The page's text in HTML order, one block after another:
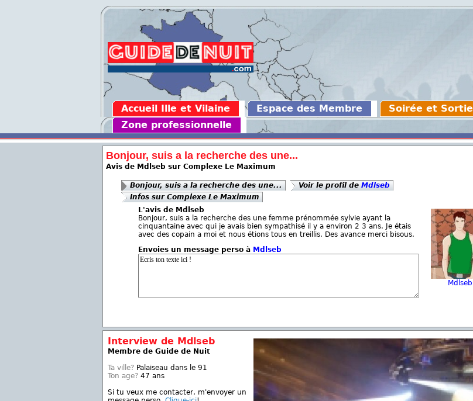
Accueil Ille et Vilaine Espace des Membre Soirée et Sortie
Zone professionnelle
Bonjour, suis a la recherche des une...
Avis de Mdlseb sur Complexe Le Maximum
Bonjour, suis a la recherche des une... Voir le profil de Mdlseb
Infos sur Complexe Le Maximum
Mdlseb
L'avis de Mdlseb
Bonjour, suis a la recherche des une femme prénommée sylvie ayant la
cinquantaine avec qui je avais bien sympathisé il y a environ 2 3 ans. Je étais
avec des copain a moi et nous étions tous en treillis. Des avance merci bisous.
Envoies un message perso à Mdlseb
Interview de Mdlseb
Membre de Guide de Nuit
Ta ville? Palaiseau dans le 91
Ton age? 47 ans
Si tu veux me contacter, m'envoyer un